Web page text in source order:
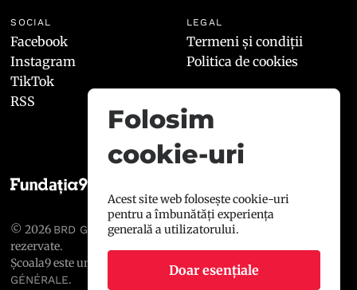
SOCIAL
Facebook
Instagram
TikTok
RSS
LEGAL
Termeni și condiții
Politica de cookies
© 2026 BRD GROUPE SOCIÉTÉ GÉNÉRALE
rezervate.
Școala9 este un proiect susținut de
BRD GROUPE SOCIÉTÉ
GÉNÉRALE.
Folosim
cookie-uri
Acest site web folosește cookie-uri
pentru a îmbunătăți experiența
generală a utilizatorului.
Doar esențiale